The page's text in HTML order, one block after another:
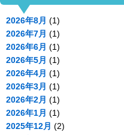
2026年8月 (1)
2026年7月 (1)
2026年6月 (1)
2026年5月 (1)
2026年4月 (1)
2026年3月 (1)
2026年2月 (1)
2026年1月 (1)
2025年12月 (2)